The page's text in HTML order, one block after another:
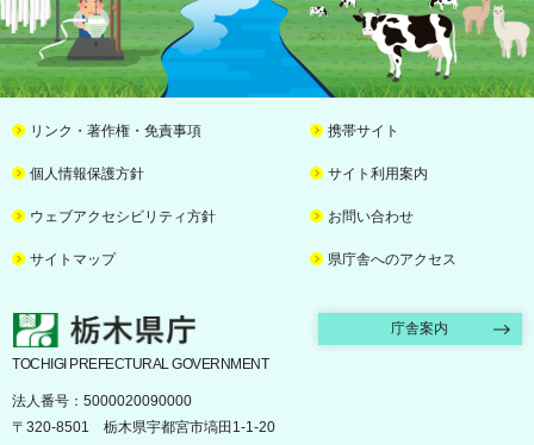
リンク・著作権・免責事項 携帯サイト
個人情報保護方針 サイト利用案内
ウェブアクセシビリティ方針 お問い合わせ
サイトマップ 県庁舎へのアクセス
栃木県庁 庁舎案内
TOCHIGI PREFECTURAL GOVERNMENT
法人番号：5000020090000
〒320-8501 栃木県宇都宮市塙田1-1-20